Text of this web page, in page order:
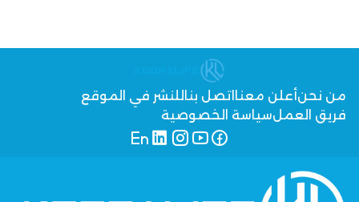
من نحنأعلن معنا اتصل بنا للنشر في الموقع
فريق العملسياسة الخصوصية